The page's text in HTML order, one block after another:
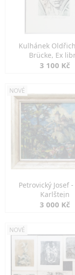
Kulhánek
Brücke, Ex
3 100 Kč
NOVÉ
Petrovický Josef
Karlštejn
3 000 Kč
NOVÉ